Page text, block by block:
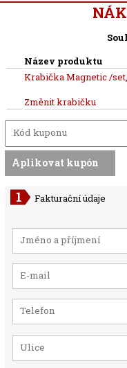
Název produktu
Krabička Magnetic /
Změnit krabičku
Fakturační údaje